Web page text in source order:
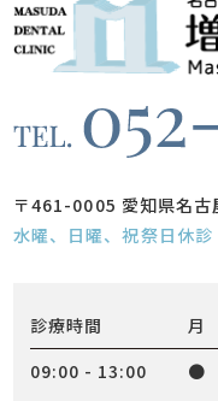
〒461-0005 愛知県名
水曜、日曜、祝祭日休診
診療時間 月
09:00 - 13:00
●